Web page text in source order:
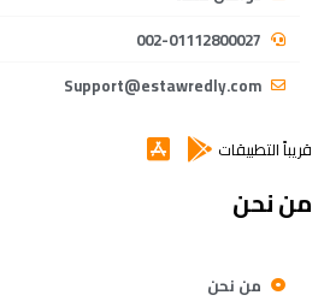
002-01112800027
Support@estawredly.com
قريباً التطبيقات
من نحن
من نحن